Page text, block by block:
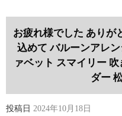
お疲れ様でした ありが
込めて バルーンアレ
ァベット スマイリー
ダー
投稿日 2024年10月18日